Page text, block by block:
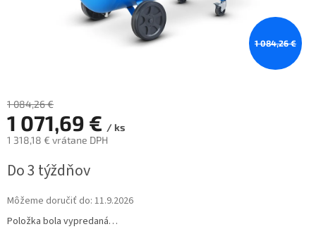
1 084,26 €
1 084,26 €
1 071,69 € / ks
1 318,18 € vrátane DPH
cena:
Do 3 týždňov
Môžeme doručiť do: 11.9.2026
Položka bola vypredaná…